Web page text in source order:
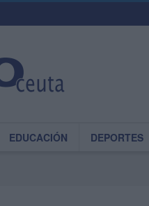
EDUCACIÓN DEPORTES